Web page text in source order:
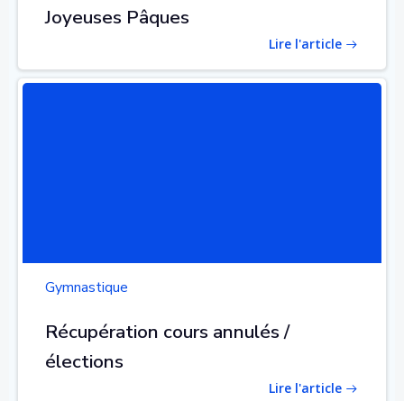
Joyeuses Pâques
Lire l'article
Gymnastique
Récupération cours annulés /
élections
Lire l'article